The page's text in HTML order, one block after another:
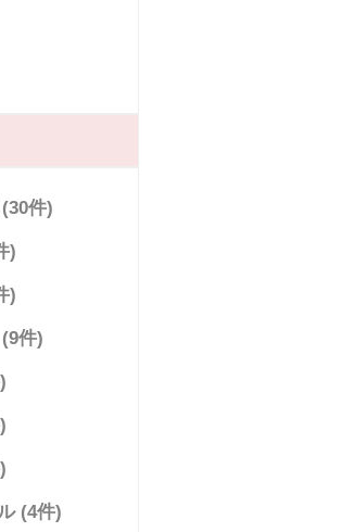
件)
)
)
件)
(4件)